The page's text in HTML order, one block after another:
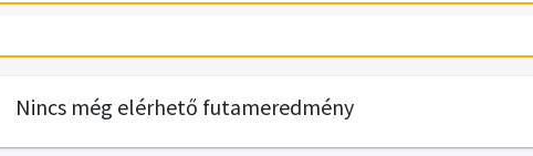
Nincs még elérhető futameredmény